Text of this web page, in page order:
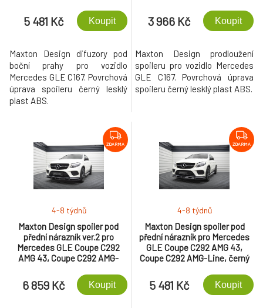
5 481 Kč Koupit
Maxton Design difuzory pod
boční prahy pro vozidlo
Mercedes GLE C167. Povrchová
úprava spoileru černý lesklý
plast ABS.
3 966 Kč Koupit
Maxton Design prodloužení
spoileru pro vozidlo Mercedes
GLE C167. Povrchová úprava
spoileru černý lesklý plast ABS.
ZDARMA
Maxton Design spoiler pod
přední nárazník ver.2 pro
Mercedes GLE Coupe C292
AMG 43, Coupe C292 AMG-
4-8 týdnů
6 859 Kč Koupit
ZDARMA
Maxton Design spoiler pod
přední nárazník pro Mercedes
GLE Coupe C292 AMG 43,
Coupe C292 AMG-Line, černý
4-8 týdnů
5 481 Kč Koupit